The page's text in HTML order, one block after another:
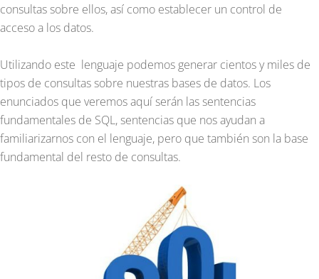
consultas sobre ellos, así como establecer un control de
acceso a los datos.
Utilizando este lenguaje podemos generar cientos y miles de
tipos de consultas sobre nuestras bases de datos. Los
enunciados que veremos aquí serán las sentencias
fundamentales de SQL, sentencias que nos ayudan a
familiarizarnos con el lenguaje, pero que también son la base
fundamental del resto de consultas.